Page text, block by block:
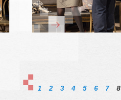
1 2 3 4 5 6 7 8